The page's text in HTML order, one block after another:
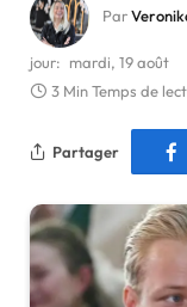
Par
jour: mardi, 19 août
3 Min Temps de
Partager